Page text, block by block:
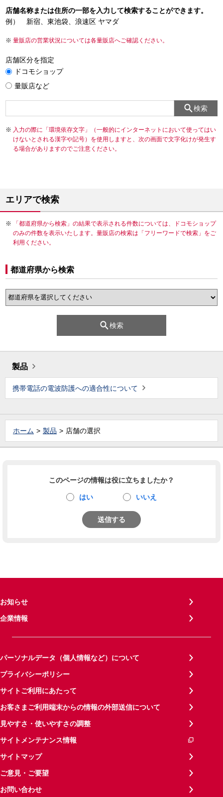
店舗名称または住所の一部を入力して検索することができます。
例） 新宿、東池袋、浪速区 ヤマダ
量販店の営業状況については各量販店へご確認ください。
店舗区分を指定
ドコモショップ
量販店など
検索
入力の際に「環境依存文字」（一般的にインターネットにおいて使ってはい
けないとされる漢字や記号）を使用しますと、次の画面で文字化けが発生す
る場合がありますのでご注意ください。
エリアで検索
「都道府県から検索」の結果で表示される件数については、ドコモショップ
のみの件数を表示いたします。量販店の検索は「フリーワードで検索」をご
利用ください。
都道府県から検索
検索
製品
携帯電話の電波防護への適合性について
ホーム 製品 店舗の選択
このページの情報は役に立ちましたか？
はい いいえ
送信する
お知らせ
企業情報
パーソナルデータ（個人情報など）について
プライバシーポリシー
サイトご利用にあたって
お客さまご利用端末からの情報の外部送信について
見やすさ・使いやすさの調整
サイトメンテナンス情報
サイトマップ
ご意見・ご要望
お問い合わせ